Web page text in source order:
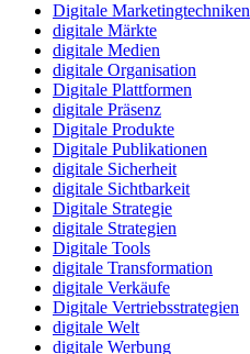
Digitale Marketingtechniken
digitale Märkte
digitale Medien
digitale Organisation
Digitale Plattformen
digitale Präsenz
Digitale Produkte
Digitale Publikationen
digitale Sicherheit
digitale Sichtbarkeit
Digitale Strategie
digitale Strategien
Digitale Tools
digitale Transformation
digitale Verkäufe
Digitale Vertriebsstrategien
digitale Welt
digitale Werbung